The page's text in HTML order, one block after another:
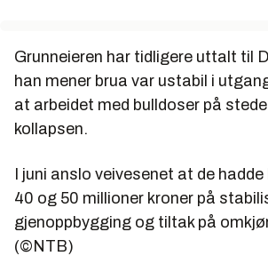
Grunneieren har tidligere uttalt til
han mener brua var ustabil i
at arbeidet med bulldoser på
kollapsen.
I juni anslo veivesenet at de
40 og 50 millioner kroner på
gjenoppbygging og tiltak på
(©NTB)